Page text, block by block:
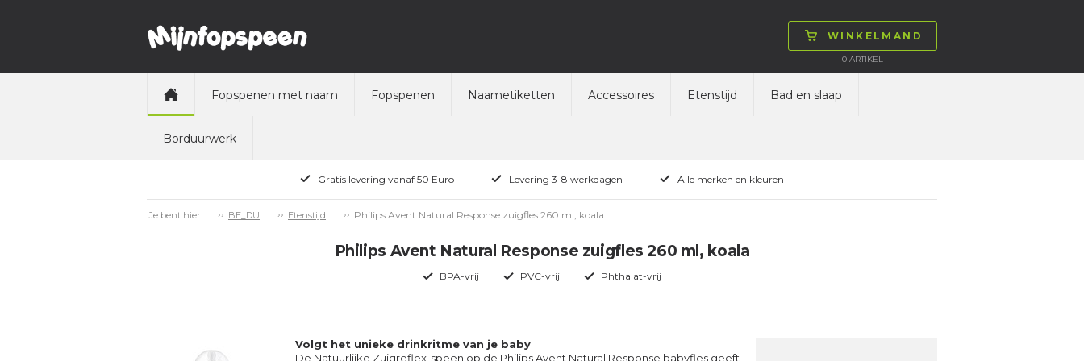
WINKELMAND
0 ARTIKEL
Fopspenen met naam Fopspenen Naametiketten Accessoires Etenstijd Bad en slaap
Borduurwerk
Gratis levering vanaf 50 Euro Levering 3-8 werkdagen Alle merken en kleuren
Je bent hier BE_DU Etenstijd Philips Avent Natural Response zuigfles 260 ml, koala
Philips Avent Natural Response zuigfles 260 ml, koala
BPA-vrij PVC-vrij Phthalat-vrij
Volgt het unieke drinkritme van je baby
De Natuurlijke Zuigreflex-speen op de Philips Avent Natural Response babyfles geeft